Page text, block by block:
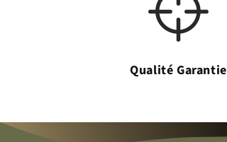
Qualité Garantie